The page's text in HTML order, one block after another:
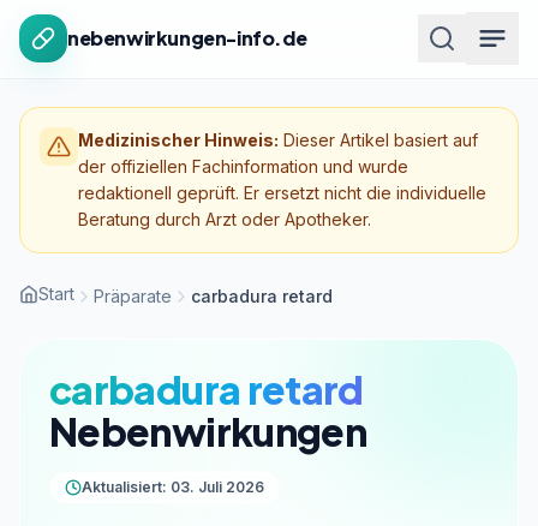
Zum Inhalt springen
nebenwirkungen-info.de
Medizinischer Hinweis: Dieser Artikel basiert auf
der offiziellen Fachinformation und wurde
redaktionell geprüft. Er ersetzt nicht die individuelle
Beratung durch Arzt oder Apotheker.
Start Präparate carbadura retard
carbadura retard
Nebenwirkungen
Aktualisiert: 03. Juli 2026